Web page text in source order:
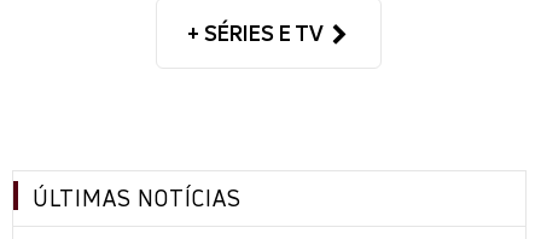
+ SÉRIES E TV
ÚLTIMAS NOTÍCIAS